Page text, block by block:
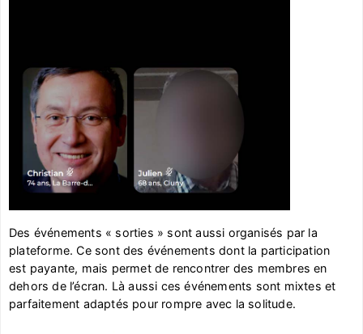
Des événements « sorties » sont aussi organisés par la
plateforme. Ce sont des événements dont la participation
est payante, mais permet de rencontrer des membres en
dehors de l’écran. Là aussi ces événements sont mixtes et
parfaitement adaptés pour rompre avec la solitude.